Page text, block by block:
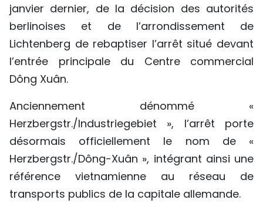
ESPAÑOL
janvier dernier, de la décision des autorités
berlinoises et de l’arrondissement de
Lichtenberg de rebaptiser l’arrêt situé devant
l’entrée principale du Centre commercial
Dông Xuân.
Anciennement dénommé «
Herzbergstr./Industriegebiet », l’arrêt porte
désormais officiellement le nom de «
Herzbergstr./Dông-Xuân », intégrant ainsi une
référence vietnamienne au réseau de
transports publics de la capitale allemande.